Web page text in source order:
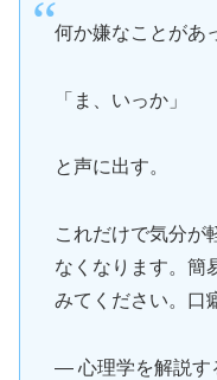
何か嫌なことがあ
「ま、いっか」
と声に出す。
これだけで気分が
なくなります。簡
みてください。口
— 心理学を解説す